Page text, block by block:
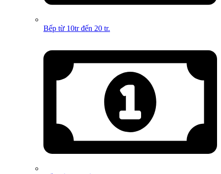
Bếp từ 10tr đến 20 tr.